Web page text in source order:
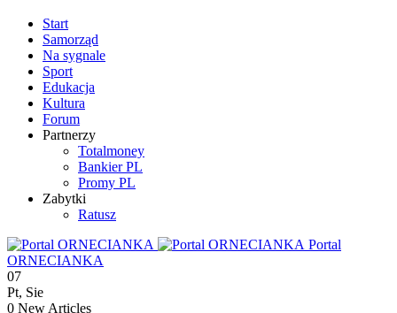
Start
Samorząd
Na sygnale
Sport
Edukacja
Kultura
Forum
Partnerzy
Totalmoney
Bankier PL
Promy PL
Zabytki
Ratusz
Portal
ORNECIANKA
07
Pt, Sie
0 New Articles